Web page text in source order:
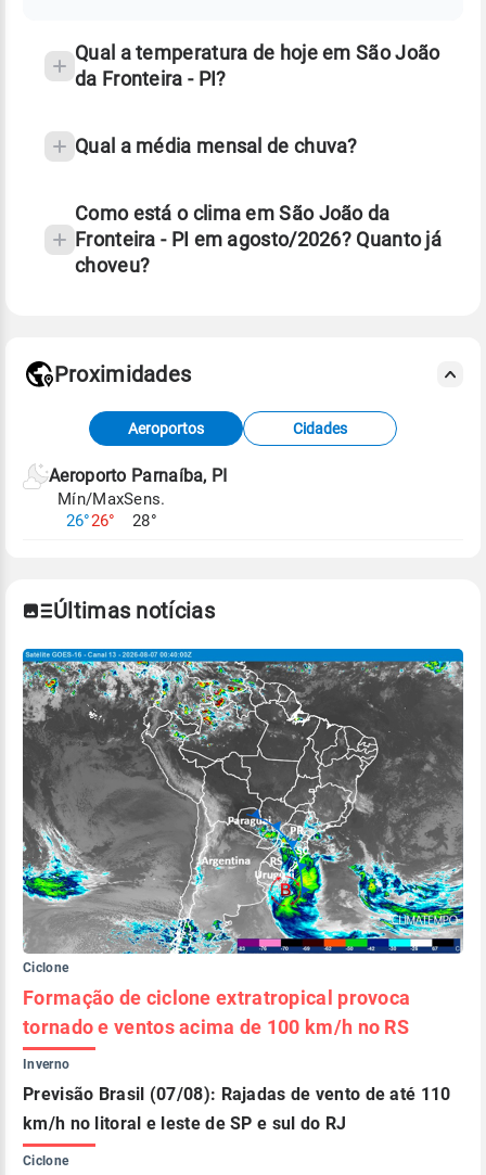
Qual a temperatura de hoje em São João
da Fronteira - PI?
Qual a média mensal de chuva?
Fonte: 30 anos de dados de reanálise ERA5.
Como está o clima em São João da
Fronteira - PI em agosto/2026? Quanto já
choveu?
Fonte: dados combinados de estações
meteorológicas e satélite do Centro de Previsão
de Tempo e Estudos Climáticos (CPTEC).
Para obter mais informações sobre os dados
Proximidades
Aeroportos Cidades
Aeroporto Parnaíba, PI
Mín/Max
26°26°
Sens.
28°
Últimas notícias
Ciclone
Formação de ciclone extratropical provoca
tornado e ventos acima de 100 km/h no RS
Inverno
Previsão Brasil (07/08): Rajadas de vento de até 110
km/h no litoral e leste de SP e sul do RJ
Ciclone